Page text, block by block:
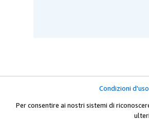
Condizioni d'uso
Per consentire ai nostri sistemi di